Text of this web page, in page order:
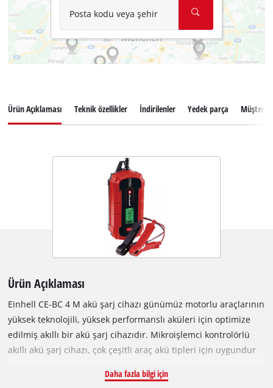
Posta kodu veya şehir
Ürün Açıklaması Teknik özellikler İndirilenler Yedek parça Müşteri
Ürün Açıklaması
Einhell CE-BC 4 M akü şarj cihazı günümüz motorlu araçlarının
yüksek teknolojili, yüksek performanslı aküleri için optimize
edilmiş akıllı bir akü şarj cihazıdır. Mikroişlemci kontrolörlü
akıllı akü şarj cihazı, çok çeşitli araç akü tipleri için uygundur
Geliştirmenin ana odak noktası, tam performanstan ödün
Daha fazla bilgi için